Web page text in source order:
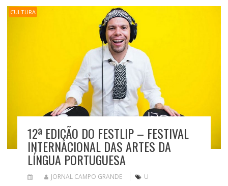
CULTURA
12ª EDIÇÃO DO FESTLIP – FESTIVAL
INTERNACIONAL DAS ARTES DA
LÍNGUA PORTUGUESA
JORNAL CAMPO GRANDE U